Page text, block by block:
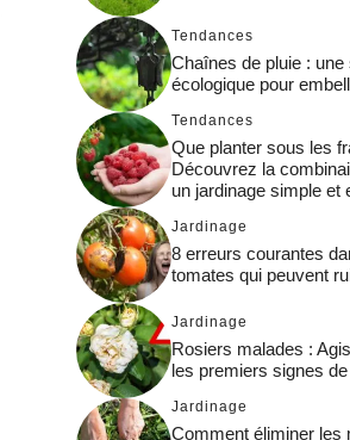
Tendances
Chaînes de pluie : une
écologique pour
Tendances
Que planter sous les
Découvrez la
un jardinage simple et
Jardinage
8 erreurs courantes
tomates qui peuvent
Jardinage
Rosiers malades :
les premiers signes
Jardinage
Comment éliminer les